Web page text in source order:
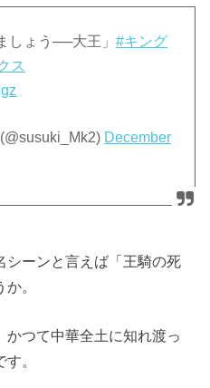
しょう──大王」#キング
ス
December
シーンと言えば「王騎の死
。
かつて中華全土に知れ渡っ
。